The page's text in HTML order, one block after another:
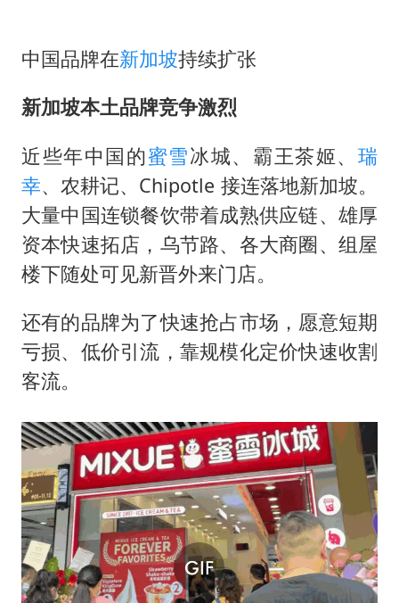
中国品牌在新加坡持续扩张
新加坡本土品牌竞争激烈
近些年中国的蜜雪冰城、霸王茶姬、瑞
幸、农耕记、Chipotle 接连落地新加坡。
大量中国连锁餐饮带着成熟供应链、雄厚
资本快速拓店，乌节路、各大商圈、组屋
楼下随处可见新晋外来门店。
还有的品牌为了快速抢占市场，愿意短期
亏损、低价引流，靠规模化定价快速收割
客流。